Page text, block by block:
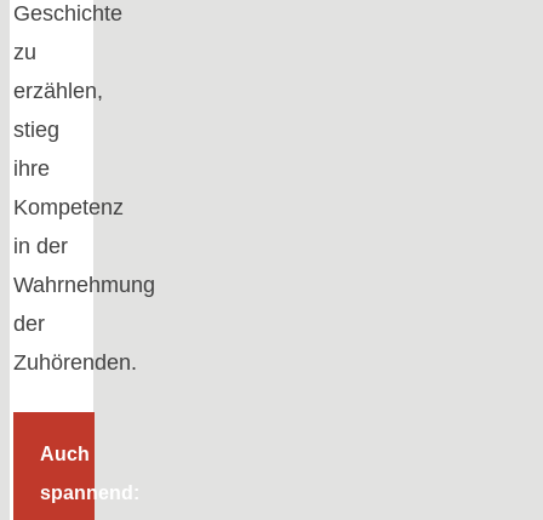
Geschichte
zu
erzählen,
stieg
ihre
Kompetenz
in der
Wahrnehmung
der
Zuhörenden.
Auch
spannend: